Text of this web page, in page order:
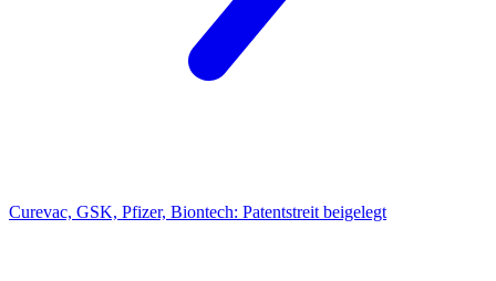
Curevac, GSK, Pfizer, Biontech: Patentstreit beigelegt